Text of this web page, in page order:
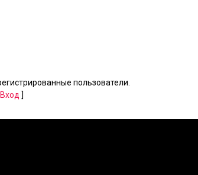
пользователи.
Вход ]